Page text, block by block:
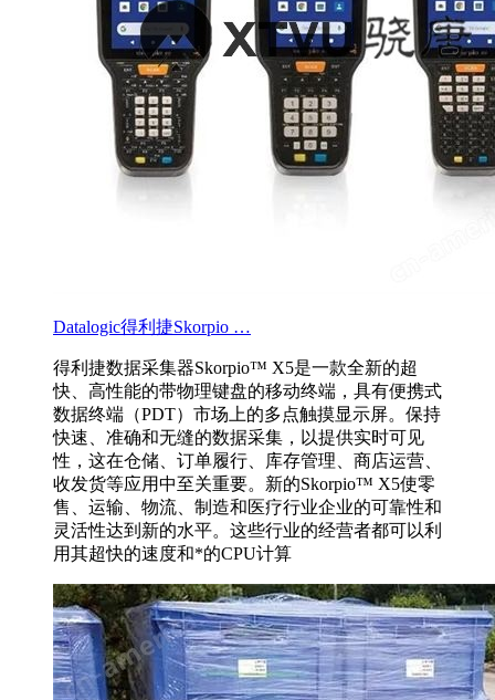
Datalogic得利捷Skorpio …
得利捷数据采集器Skorpio™ X5是一款全新的超
快、高性能的带物理键盘的移动终端，具有便携式
数据终端（PDT）市场上的多点触摸显示屏。保持
快速、准确和无缝的数据采集，以提供实时可见
性，这在仓储、订单履行、库存管理、商店运营、
收发货等应用中至关重要。新的Skorpio™ X5使零
售、运输、物流、制造和医疗行业企业的可靠性和
灵活性达到新的水平。这些行业的经营者都可以利
用其超快的速度和*的CPU计算